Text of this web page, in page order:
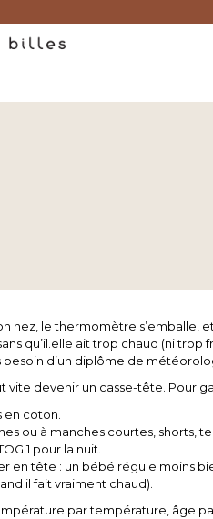
nez, le thermomètre
qu’il.elle ait trop chaud (ni trop
besoin d’un diplôme de
vite devenir un casse-tête. Pour
coton.
ou à manches courtes, shorts,
1 pour la nuit.
en tête : un bébé régule moins
il fait vraiment chaud).
par température, âge